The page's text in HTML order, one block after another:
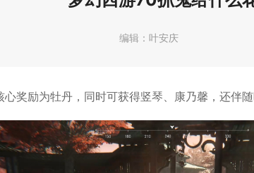
编辑：叶安庆
心奖励为牡丹，同时可获得竖琴、康乃馨，还伴